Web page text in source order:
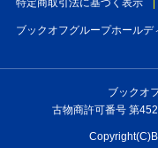
ブックオフグループホールデ
ブックオ
古物商許可番号 第